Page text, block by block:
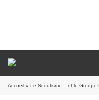
Accueil » Le Scoutisme... et le Groupe